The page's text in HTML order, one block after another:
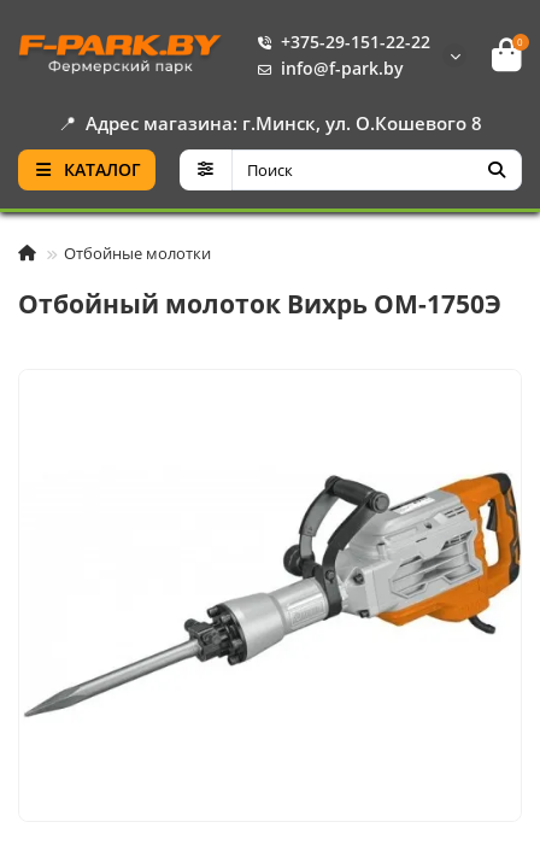
+375-29-151-22-22
info@f-park.by
0
📍 Адрес магазина: г.Минск, ул. О.Кошевого 8
КАТАЛОГ
Отбойные молотки
Отбойный молоток Вихрь ОМ-1750Э